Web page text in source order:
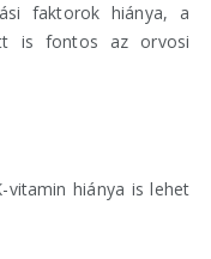
faktorok hiánya, a
is fontos az orvosi
vitamin hiánya is lehet